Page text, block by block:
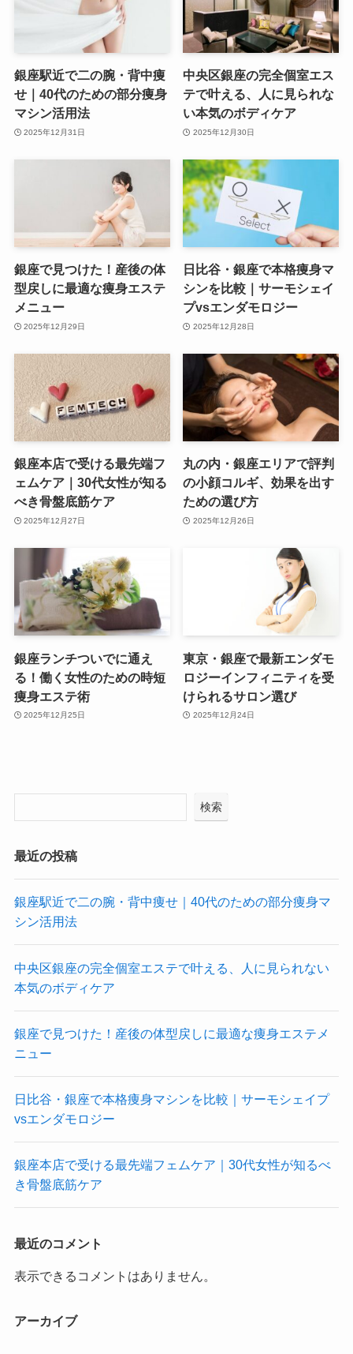
銀座駅近で二の腕・背中痩
せ｜40代のための部分痩身
マシン活用法
2025年12月31日
中央区銀座の完全個室エス
テで叶える、人に見られな
い本気のボディケア
2025年12月30日
銀座で見つけた！産後の体
型戻しに最適な痩身エステ
メニュー
2025年12月29日
日比谷・銀座で本格痩身マ
シンを比較｜サーモシェイ
プvsエンダモロジー
2025年12月28日
銀座本店で受ける最先端フ
ェムケア｜30代女性が知る
べき骨盤底筋ケア
2025年12月27日
丸の内・銀座エリアで評判
の小顔コルギ、効果を出す
ための選び方
2025年12月26日
銀座ランチついでに通え
る！働く女性のための時短
痩身エステ術
2025年12月25日
東京・銀座で最新エンダモ
ロジーインフィニティを受
けられるサロン選び
2025年12月24日
検索
最近の投稿
銀座駅近で二の腕・背中痩せ｜40代のための部分痩身マ
シン活用法
中央区銀座の完全個室エステで叶える、人に見られない
本気のボディケア
銀座で見つけた！産後の体型戻しに最適な痩身エステメ
ニュー
日比谷・銀座で本格痩身マシンを比較｜サーモシェイプ
vsエンダモロジー
銀座本店で受ける最先端フェムケア｜30代女性が知るべ
き骨盤底筋ケア
最近のコメント
表示できるコメントはありません。
アーカイブ